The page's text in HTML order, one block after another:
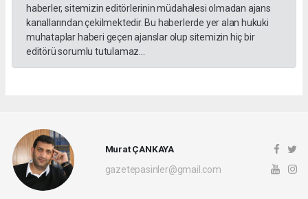
haberler, sitemizin editörlerinin müdahalesi olmadan ajans
kanallarından çekilmektedir. Bu haberlerde yer alan hukuki
muhataplar haberi geçen ajanslar olup sitemizin hiç bir
editörü sorumlu tutulamaz...
Murat ÇANKAYA
gazetepasinler@gmail.com